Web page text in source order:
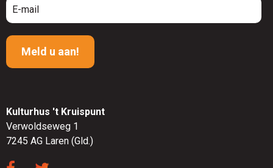
Kulturhus 't Kruispunt
Verwoldseweg 1
7245 AG Laren (Gld.)